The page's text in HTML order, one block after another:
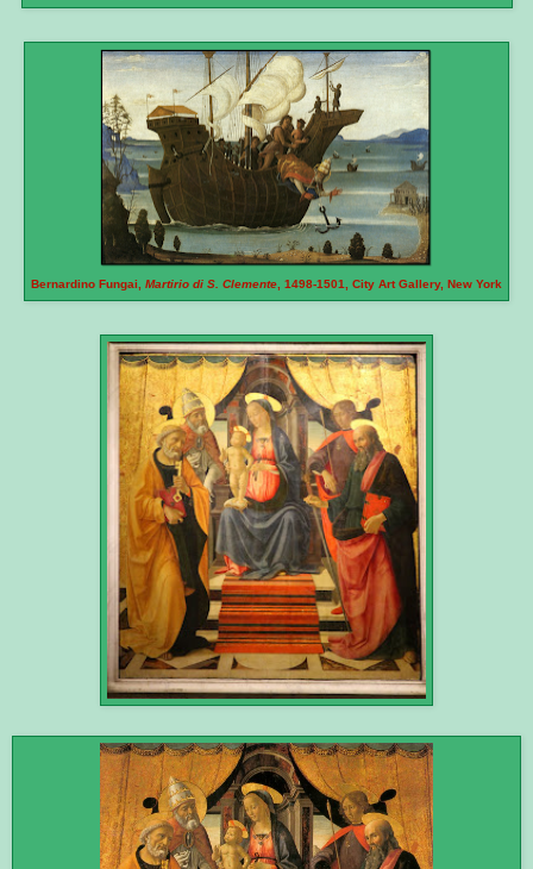
Bernardino Fungai, Martirio di S. Clemente , 1498-1501, City Art Gallery, New York